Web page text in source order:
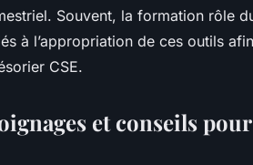
Souvent, la formation rôle
à l’appropriation de ces outils
CSE.
et conseils